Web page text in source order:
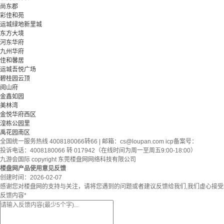
尚东郡
彩佳和苑
运城绿地新里城
东方大境
河东华府
九州华府
佳和馨居
运城吾悦广场
碧桂园云顶
阅山府
金鑫如园
美林湾
金悦华府西区
湟栋公园里
禹花园南区
全国统一服务热线 4008180066转66 | 邮箱： cs@loupan.com icp备案号：
投诉电话：4008180066 转 017942（在线时间为周一至周五9:00-18:00）
九游会国际 copyright 东莞楼盘网网络科技有限公司
楼盘网产品使用意见反馈
创建时间： 2026-02-07
感谢您对楼盘网的支持与关注，请将您遇到的问题或者建议反馈给我们,我们虚心接受
反馈内容*